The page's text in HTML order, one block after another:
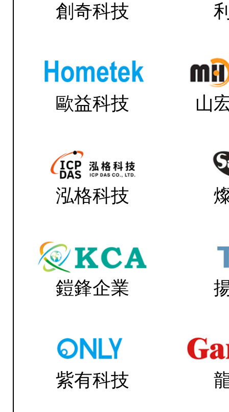
創奇科技
歐益科技 山
泓格科技
鎧鋒企業
紫有科技